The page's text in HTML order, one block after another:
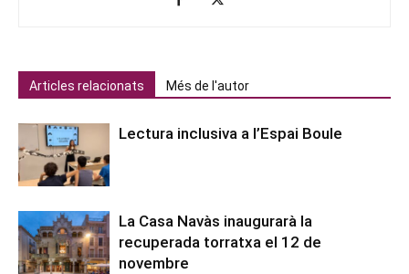
Articles relacionats Més de l'autor
Lectura inclusiva a l’Espai Boule
La Casa Navàs inaugurarà la
recuperada torratxa el 12 de
novembre